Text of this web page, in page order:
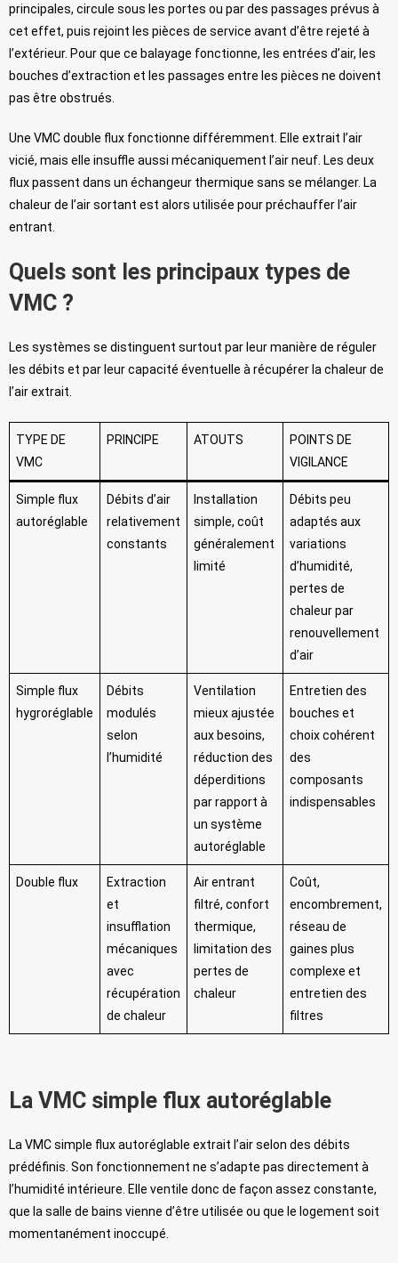
principales, circule sous les portes ou par des passages prévus à
cet effet, puis rejoint les pièces de service avant d’être rejeté à
l’extérieur. Pour que ce balayage fonctionne, les entrées d’air, les
bouches d’extraction et les passages entre les pièces ne doivent
pas être obstrués.
Une VMC double flux fonctionne différemment. Elle extrait l’air
vicié, mais elle insuffle aussi mécaniquement l’air neuf. Les deux
flux passent dans un échangeur thermique sans se mélanger. La
chaleur de l’air sortant est alors utilisée pour préchauffer l’air
entrant.
Quels sont les principaux types de
VMC ?
Les systèmes se distinguent surtout par leur manière de réguler
les débits et par leur capacité éventuelle à récupérer la chaleur de
l’air extrait.
TYPE DE
VMC
PRINCIPE ATOUTS
POINTS DE
VIGILANCE
Simple flux
autoréglable
Débits d’air
relativement
constants
Installation
simple, coût
généralement
limité
Débits peu
adaptés aux
variations
d’humidité,
pertes de
chaleur par
renouvellement
d’air
Simple flux
hygroréglable
Débits
modulés
selon
l’humidité
Ventilation
mieux ajustée
aux besoins,
réduction des
déperditions
par rapport à
un système
autoréglable
Entretien des
bouches et
choix cohérent
des
composants
indispensables
Double flux
Extraction
et
insufflation
mécaniques
avec
récupération
de chaleur
Air entrant
filtré, confort
thermique,
limitation des
pertes de
chaleur
Coût,
encombrement,
réseau de
gaines plus
complexe et
entretien des
filtres
La VMC simple flux autoréglable
La VMC simple flux autoréglable extrait l’air selon des débits
prédéfinis. Son fonctionnement ne s’adapte pas directement à
l’humidité intérieure. Elle ventile donc de façon assez constante,
que la salle de bains vienne d’être utilisée ou que le logement soit
momentanément inoccupé.